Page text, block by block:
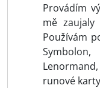
Provádím
mě
Používám
runové